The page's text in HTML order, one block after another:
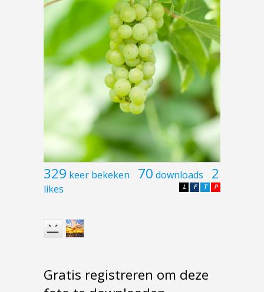
329 keer bekeken 70 downloads 2
likes P
T
F
L
Gratis registreren om deze